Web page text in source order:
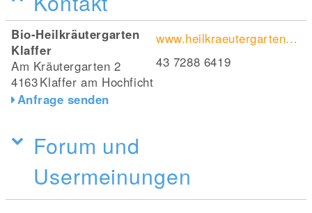
Bio-Heilkräutergarten
Klaffer
Am Kräutergarten 2
4163Klaffer am Hochficht
Anfrage senden
www.heilkraeutergarten.com/
43 7288 6419
Forum und
Usermeinungen